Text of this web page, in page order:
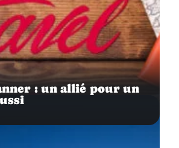
: un allié pour un